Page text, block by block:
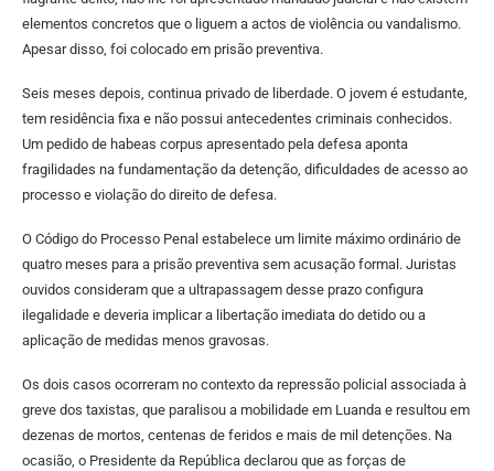
elementos concretos que o liguem a actos de violência ou vandalismo.
Apesar disso, foi colocado em prisão preventiva.
Seis meses depois, continua privado de liberdade. O jovem é estudante,
tem residência fixa e não possui antecedentes criminais conhecidos.
Um pedido de habeas corpus apresentado pela defesa aponta
fragilidades na fundamentação da detenção, dificuldades de acesso ao
processo e violação do direito de defesa.
O Código do Processo Penal estabelece um limite máximo ordinário de
quatro meses para a prisão preventiva sem acusação formal. Juristas
ouvidos consideram que a ultrapassagem desse prazo configura
ilegalidade e deveria implicar a libertação imediata do detido ou a
aplicação de medidas menos gravosas.
Os dois casos ocorreram no contexto da repressão policial associada à
greve dos taxistas, que paralisou a mobilidade em Luanda e resultou em
dezenas de mortos, centenas de feridos e mais de mil detenções. Na
ocasião, o Presidente da República declarou que as forças de